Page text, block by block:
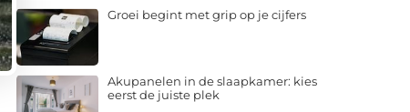
Groei begint met grip op je cijfers
Akupanelen in de slaapkamer: kies
eerst de juiste plek